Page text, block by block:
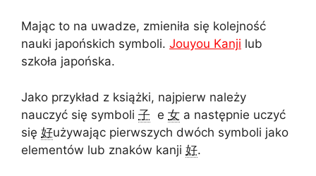
Mając to na uwadze, zmieniła się kolejność
nauki japońskich symboli. Jouyou Kanji lub
szkoła japońska.
Jako przykład z książki, najpierw należy
nauczyć się symboli 子 e 女 a następnie uczyć
się 好używając pierwszych dwóch symboli jako
elementów lub znaków kanji 好.